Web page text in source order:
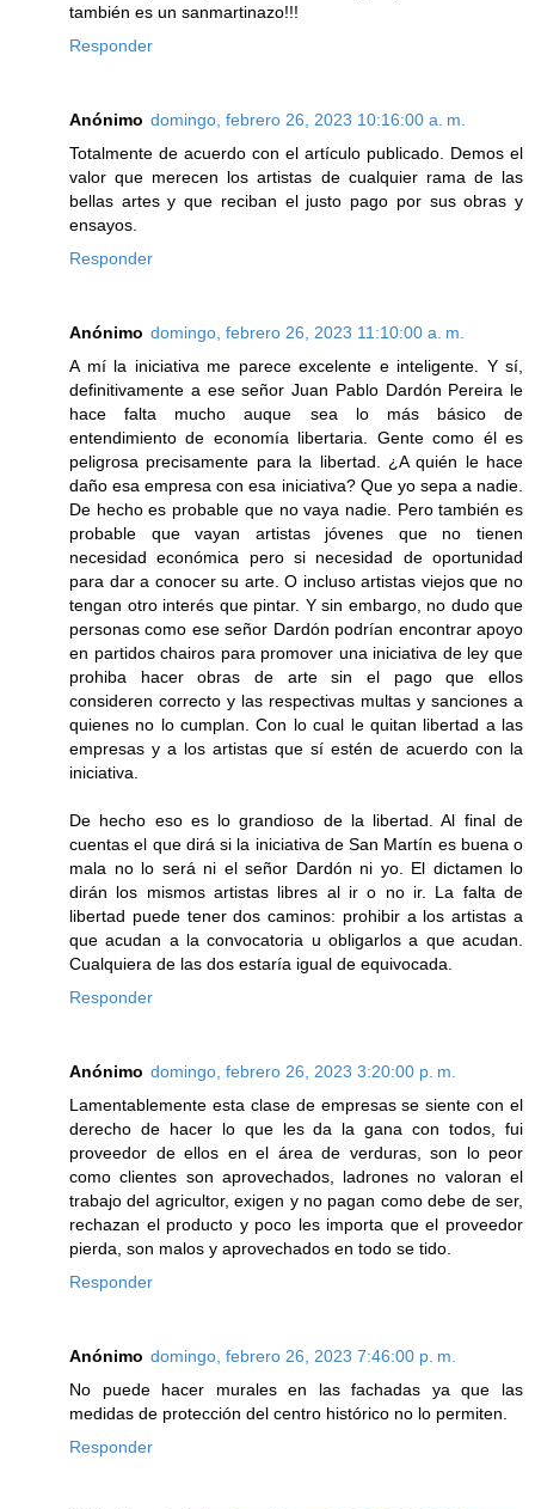
también es un sanmartinazo!!!
Responder
Anónimo domingo, febrero 26, 2023 10:16:00 a. m.
Totalmente de acuerdo con el artículo publicado. Demos el
valor que merecen los artistas de cualquier rama de las
bellas artes y que reciban el justo pago por sus obras y
ensayos.
Responder
Anónimo domingo, febrero 26, 2023 11:10:00 a. m.
A mí la iniciativa me parece excelente e inteligente. Y sí,
definitivamente a ese señor Juan Pablo Dardón Pereira le
hace falta mucho auque sea lo más básico de
entendimiento de economía libertaria. Gente como él es
peligrosa precisamente para la libertad. ¿A quién le hace
daño esa empresa con esa iniciativa? Que yo sepa a nadie.
De hecho es probable que no vaya nadie. Pero también es
probable que vayan artistas jóvenes que no tienen
necesidad económica pero si necesidad de oportunidad
para dar a conocer su arte. O incluso artistas viejos que no
tengan otro interés que pintar. Y sin embargo, no dudo que
personas como ese señor Dardón podrían encontrar apoyo
en partidos chairos para promover una iniciativa de ley que
prohiba hacer obras de arte sin el pago que ellos
consideren correcto y las respectivas multas y sanciones a
quienes no lo cumplan. Con lo cual le quitan libertad a las
empresas y a los artistas que sí estén de acuerdo con la
iniciativa.
De hecho eso es lo grandioso de la libertad. Al final de
cuentas el que dirá si la iniciativa de San Martín es buena o
mala no lo será ni el señor Dardón ni yo. El dictamen lo
dirán los mismos artistas libres al ir o no ir. La falta de
libertad puede tener dos caminos: prohibir a los artistas a
que acudan a la convocatoria u obligarlos a que acudan.
Cualquiera de las dos estaría igual de equivocada.
Responder
Anónimo domingo, febrero 26, 2023 3:20:00 p. m.
Lamentablemente esta clase de empresas se siente con el
derecho de hacer lo que les da la gana con todos, fui
proveedor de ellos en el área de verduras, son lo peor
como clientes son aprovechados, ladrones no valoran el
trabajo del agricultor, exigen y no pagan como debe de ser,
rechazan el producto y poco les importa que el proveedor
pierda, son malos y aprovechados en todo se tido.
Responder
Anónimo domingo, febrero 26, 2023 7:46:00 p. m.
No puede hacer murales en las fachadas ya que las
medidas de protección del centro histórico no lo permiten.
Responder